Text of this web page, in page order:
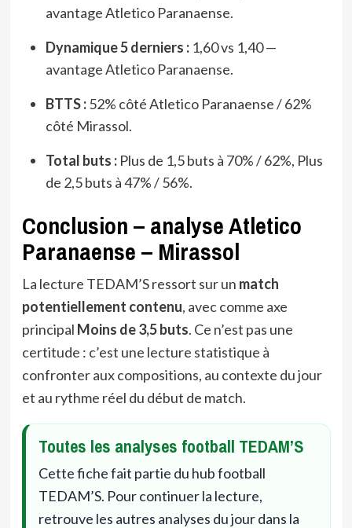
avantage Atletico Paranaense.
Dynamique 5 derniers :1,60 vs 1,40 —
avantage Atletico Paranaense.
BTTS :52% côté Atletico Paranaense / 62%
côté Mirassol.
Total buts :Plus de 1,5 buts à 70% / 62%, Plus
de 2,5 buts à 47% / 56%.
Conclusion – analyse Atletico
Paranaense – Mirassol
La lecture TEDAM’S ressort sur un match
potentiellement contenu, avec comme axe
principal Moins de 3,5 buts. Ce n’est pas une
certitude : c’est une lecture statistique à
confronter aux compositions, au contexte du jour
et au rythme réel du début de match.
Toutes les analyses football TEDAM’S
Cette fiche fait partie du hub football
TEDAM’S. Pour continuer la lecture,
retrouve les autres analyses du jour dans la